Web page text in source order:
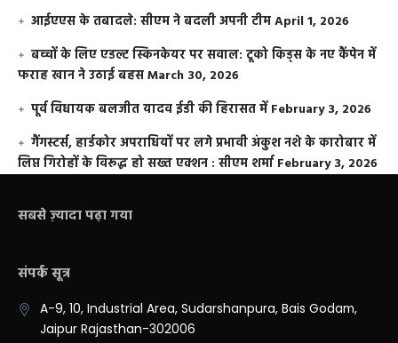
आईएएस के तबादले: सीएम ने बदली अपनी टीमApril 1, 2026
बच्चों के लिए एडल्ट स्किनकेयर पर सवाल: टूको किड्स के नए कैंपेन में
फराह खान ने उठाई बहसMarch 30, 2026
पूर्व विधायक बलजीत यादव ईडी की हिरासत में February 3, 2026
गैंगस्टर्स, हार्डकोर अपराधियों पर लगे प्रभावी अंकुश नशे के कारोबार में
लिप्त गिरोहों के विरूद्ध हो सख्त एक्शन : सीएम शर्मा February 3, 2026
सबसे ज़्यादा पढ़ा गया
संपर्क सूत्र
A-9, 10, Industrial Area, Sudarshanpura, Bais Godam,
Jaipur Rajasthan-302006